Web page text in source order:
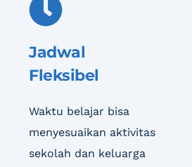
Jadwal
Fleksibel
Waktu belajar bisa
menyesuaikan aktivitas
sekolah dan keluarga